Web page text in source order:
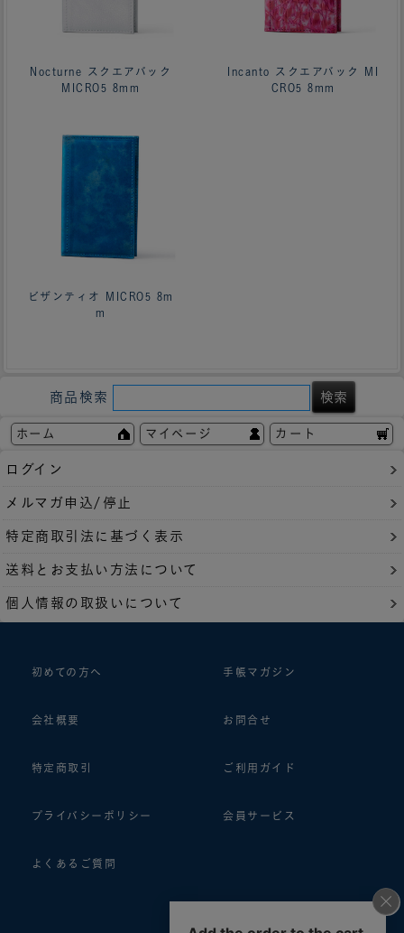
Nocturne スクエアバック
MICRO5 8mm
Incanto スクエアバック MI
CRO5 8mm
ビザンティオ MICRO5 8m
m
商品検索
ホーム マイページ カート
ログイン
メルマガ申込/停止
特定商取引法に基づく表示
送料とお支払い方法について
個人情報の取扱いについて
初めての方へ 手帳マガジン
会社概要 お問合せ
特定商取引 ご利用ガイド
プライバシーポリシー 会員サービス
よくあるご質問
follow us!